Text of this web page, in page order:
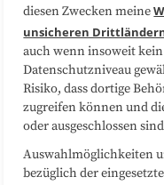
Folgen Sie uns
diesen Zwecken meine
unsicheren
auch wenn insoweit
Datenschutzniveau
Risiko, dass dortige
zugreifen können und
oder ausgeschlossen
Auswahlmöglichkeiten
bezüglich der